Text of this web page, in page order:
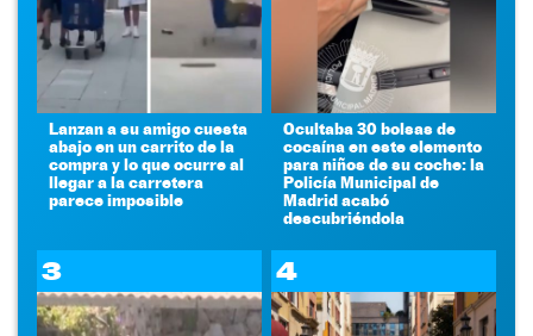
Lanzan a su amigo cuesta
abajo en un carrito de la
compra y lo que ocurre al
llegar a la carretera
parece imposible
Ocultaba 30 bolsas de
cocaína en este elemento
para niños de su coche: la
Policía Municipal de
Madrid acabó
descubriéndola
3 4